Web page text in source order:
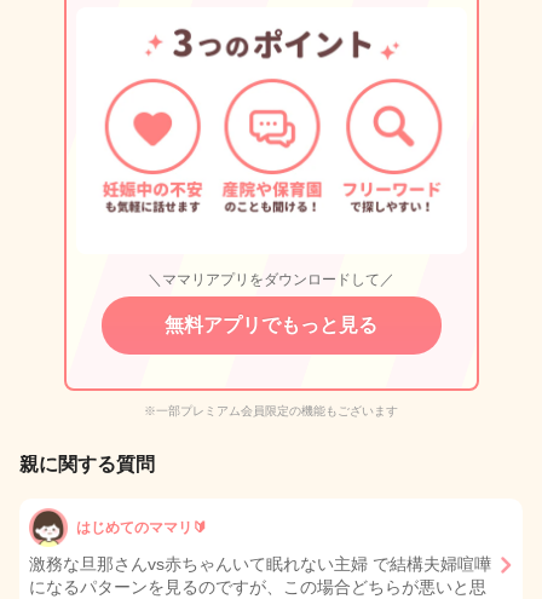
＼ママリアプリをダウンロードして／
無料アプリでもっと見る
※一部プレミアム会員限定の機能もございます
親に関する質問
はじめてのママリ🔰
激務な旦那さんvs赤ちゃんいて眠れない主婦 で結構夫婦喧嘩
になるパターンを見るのですが、この場合どちらが悪いと思